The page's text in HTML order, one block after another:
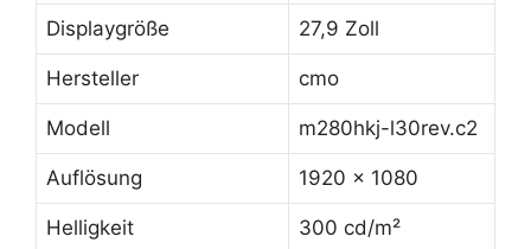
Displaygröße 27,9 Zoll
Hersteller cmo
Modell m280hkj-l30rev.c2
Auflösung 1920 x 1080
Helligkeit 300 cd/m²